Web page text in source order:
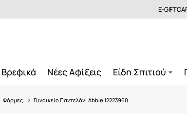
E-
Βρεφικά Νέες Αφίξεις Είδη Σπιτιού
Φόρμες Γυναικείο Παντελόνι Abbie 12223960